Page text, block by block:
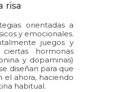
risa
orientadas a
y emocionales.
juegos y
hormonas
y dopaminas)
diseñan para que
el ahora, haciendo
habitual.